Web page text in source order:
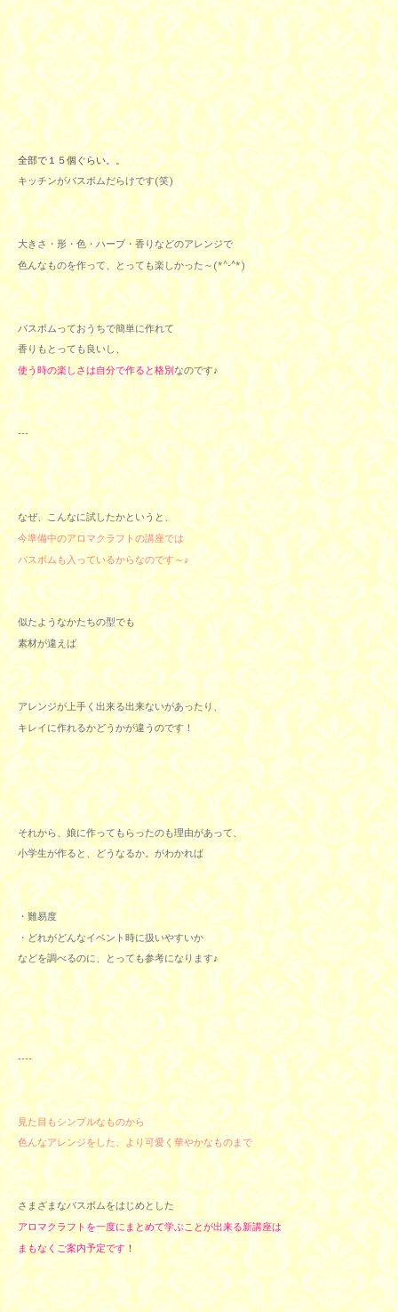
全部で１５個ぐらい。。
キッチンがバスボムだらけです(笑)
大きさ・形・色・ハーブ・香りなどのアレンジで
色んなものを作って、とっても楽しかった～(*^-^*)
バスボムっておうちで簡単に作れて
香りもとっても良いし、
使う時の楽しさは自分で作ると格別なのです♪
---
なぜ、こんなに試したかというと、
今準備中のアロマクラフトの講座では
バスボムも入っているからなのです～♪
似たようなかたちの型でも
素材が違えば
アレンジが上手く出来る出来ないがあったり、
キレイに作れるかどうかが違うのです！
それから、娘に作ってもらったのも理由があって、
小学生が作ると、どうなるか。がわかれば
・難易度
・どれがどんなイベント時に扱いやすいか
などを調べるのに、とっても参考になります♪
----
見た目もシンプルなものから
色んなアレンジをした、より可愛く華やかなものまで
さまざまなバスボムをはじめとした
アロマクラフトを一度にまとめて学ぶことが出来る新講座は
まもなくご案内予定です！